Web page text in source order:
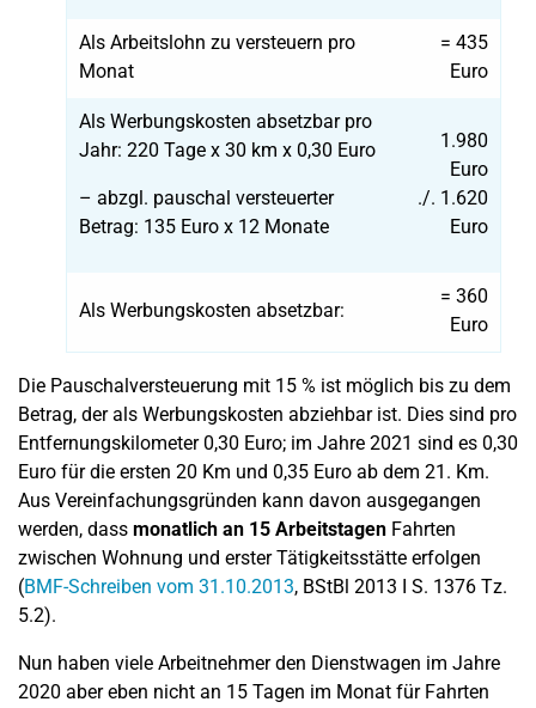
Als Arbeitslohn zu versteuern pro
Monat
= 435
Euro
Als Werbungskosten absetzbar pro
Jahr: 220 Tage x 30 km x 0,30 Euro
– abzgl. pauschal versteuerter
Betrag: 135 Euro x 12 Monate
1.980
Euro
./. 1.620
Euro
Als Werbungskosten absetzbar:
= 360
Euro
Die Pauschalversteuerung mit 15 % ist möglich bis zu dem
Betrag, der als Werbungskosten abziehbar ist. Dies sind pro
Entfernungskilometer 0,30 Euro; im Jahre 2021 sind es 0,30
Euro für die ersten 20 Km und 0,35 Euro ab dem 21. Km.
Aus Vereinfachungsgründen kann davon ausgegangen
werden, dass monatlich an 15 Arbeitstagen Fahrten
zwischen Wohnung und erster Tätigkeitsstätte erfolgen
(BMF-Schreiben vom 31.10.2013, BStBl 2013 I S. 1376 Tz.
5.2).
Nun haben viele Arbeitnehmer den Dienstwagen im Jahre
2020 aber eben nicht an 15 Tagen im Monat für Fahrten